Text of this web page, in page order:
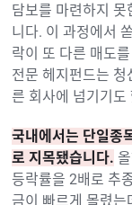
담보를 마련하지
니다. 이 과정에서
락이 또 다른 매도
전문 헤지펀드는
른 회사에 넘기기도
국내에서는 단일종
로 지목됐습니다.
등락률을 2배로 추
금이 빠르게 몰렸는